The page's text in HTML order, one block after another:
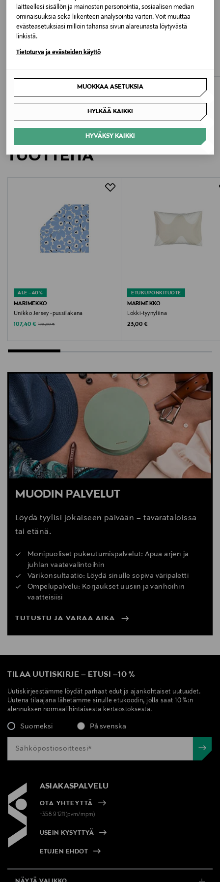
laitteellesi sisällön ja mainosten personointia, sosiaalisen median
ominaisuuksia sekä liikenteen analysointia varten. Voit muuttaa
evästeasetuksiasi milloin tahansa sivun alareunasta löytyvästä
linkistä.
Tietoturva ja evästeiden käyttö
MUOKKAA ASETUKSIA
HYLKÄÄ KAIKKI
HYVÄKSY KAIKKI
Valmistusmaa
Bulgaria
Sanetta AG
alushousut, lasten alusvaatteet, Sanetta, 2-pack, G.
Cutbrief, hevosen kuvio
ETUKUPONKITUOTE
LISÄÄ KIINNOSTAVIA
TUOTTEITA
ALE –40%
MARIMEKKO
Unikko Jersey -pussilakana
Discounted Price
107,40 € Original Price
179,00 €
ETUKUPONKITUOTE
MARIMEKKO
Lokki-tyynyliina
Original Price
23,00 €
MUODIN PALVELUT
Löydä tyylisi jokaiseen päivään – tavarataloissa
tai etänä.
Monipuoliset pukeutumispalvelut: Apua arjen ja
juhlan vaatevalintoihin
Värikonsultaatio: Löydä sinulle sopiva väripaletti
Ompelupalvelu: Korjaukset uusiin ja vanhoihin
vaatteisiisi
TUTUSTU JA VARAA AIKA
TILAA UUTISKIRJE – ETUSI –10 %
Uutiskirjeestämme löydät parhaat edut ja ajankohtaiset uutuudet.
Uutena tilaajana lähetämme sinulle etukoodin, jolla saat 10 %:n
alennuksen normaalihintaisesta kertaostoksesta.
Suomeksi På svenska
ASIAKASPALVELU
OTA YHTEYTTÄ
+358 9 1211(pvm/mpm)
USEIN KYSYTTYÄ
ETUJEN EHDOT